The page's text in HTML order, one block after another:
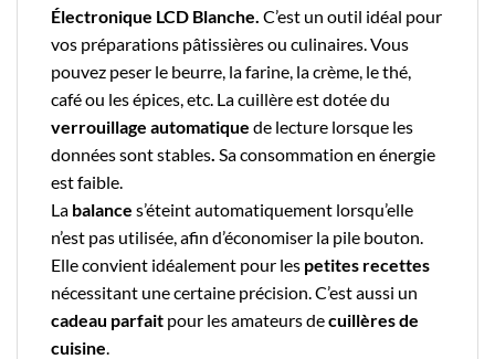
Électronique LCD Blanche. C’est un outil idéal pour
vos préparations pâtissières ou culinaires. Vous
pouvez peser le beurre, la farine, la crème, le thé,
café ou les épices, etc. La cuillère est dotée du
verrouillage automatique de lecture lorsque les
données sont stables Sa consommation en énergie
est faible.
La balance s’éteint automatiquement lorsqu’elle
n’est pas utilisée, afin d’économiser la pile bouton
Elle convient idéalement pour les petites recettes
nécessitant une certaine précision. C’est aussi un
cadeau parfait pour les amateurs decuillères de
cuisine